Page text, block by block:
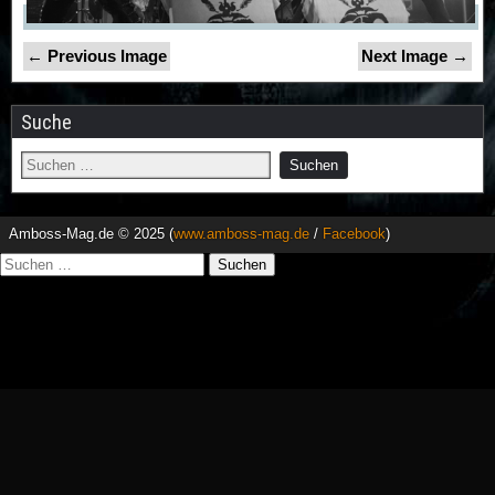
← Previous Image Next Image →
Suche
Amboss-Mag.de © 2025 (www.amboss-mag.de / Facebook)